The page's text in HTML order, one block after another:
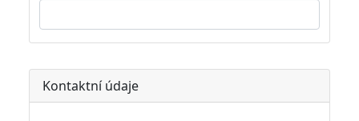
Kontaktní údaje